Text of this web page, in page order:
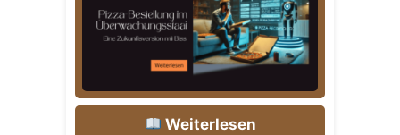
Weiterlesen